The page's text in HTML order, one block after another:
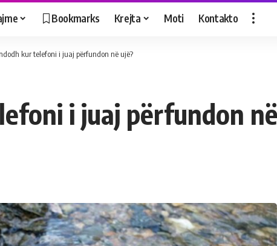
Bookmarks Krejta Moti Kontakto
kur telefoni i juaj përfundon në ujë?
i juaj përfundon